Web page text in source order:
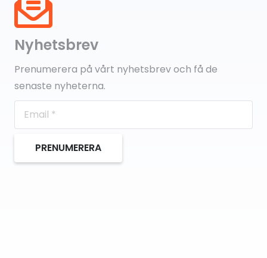
Nyhetsbrev
Prenumerera på vårt nyhetsbrev och få de
senaste nyheterna.
PRENUMERERA